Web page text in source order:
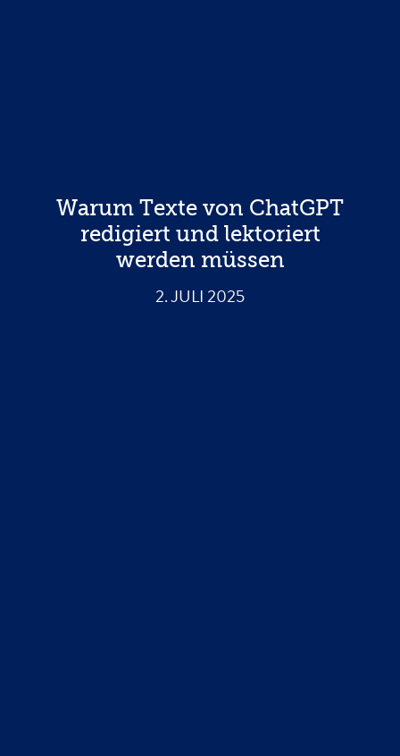
Warum Texte von ChatGPT
redigiert und lektoriert
werden müssen
2. JULI 2025